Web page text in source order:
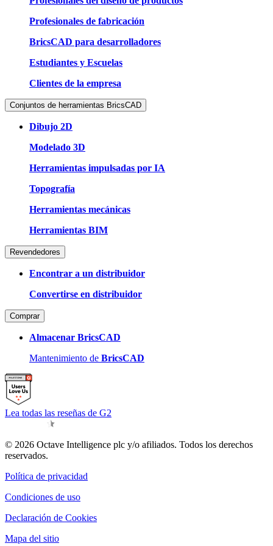
Profesionales de fabricación
BricsCAD para desarrolladores
Estudiantes y Escuelas
Clientes de la empresa
Conjuntos de herramientas BricsCAD
Dibujo 2D
Modelado 3D
Herramientas impulsadas por IA
Topografía
Herramientas mecánicas
Herramientas BIM
Revendedores
Encontrar a un distribuidor
Convertirse en distribuidor
Comprar
Almacenar BricsCAD
Mantenimiento de BricsCAD
Lea todas las reseñas de G2
© 2026 Octave Intelligence plc y/o afiliados. Todos los derechos
reservados.
Política de privacidad
Condiciones de uso
Declaración de Cookies
Mapa del sitio